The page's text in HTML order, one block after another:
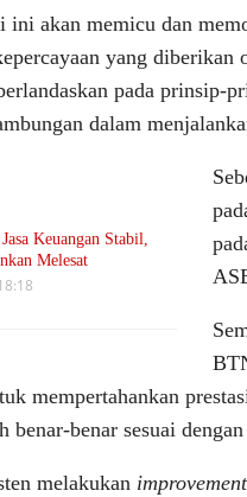
ini akan memicu dan
yang diberikan
pada prinsip-
dalam
Keuangan Stabil,
Melesat
mempertahankan
benar-benar sesuai
melakukan improvement